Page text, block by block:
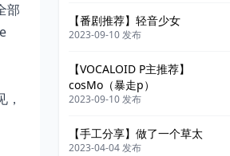
部
【番剧推荐】轻音少女
2023-09-10 发布
【VOCALOID P主推荐】
cosMo（暴走p）
2023-09-10 发布
【手工分享】做了一个草太
2023-04-04 发布